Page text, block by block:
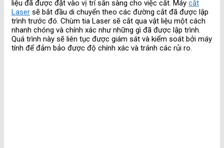
liệu đã được đặt vào vị trí sẵn sàng cho việc cắt. Máy cắt
Laser sẽ bắt đầu di chuyển theo các đường cắt đã được lập
trình trước đó. Chùm tia Laser sẽ cắt qua vật liệu một cách
nhanh chóng và chính xác như những gì đã được lập trình.
Quá trình này sẽ liên tục được giám sát và kiểm soát bởi máy
tính để đảm bảo được độ chính xác và tránh các rủi ro.